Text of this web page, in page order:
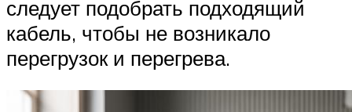
следует подобрать подходящий
кабель, чтобы не возникало
перегрузок и перегрева.